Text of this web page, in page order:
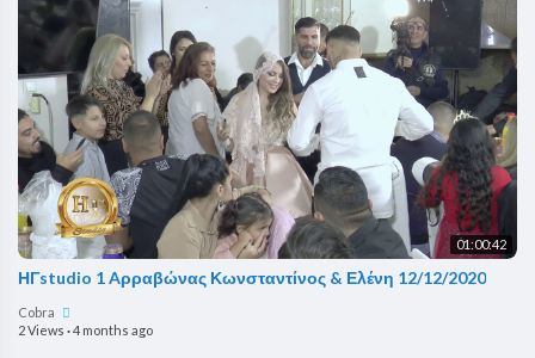
01:00:42
ΗΓstudio 1 Aρραβώνας Κωνσταντίνος & Ελένη 12/12/2020
Cobra
2 Views ·4 months ago